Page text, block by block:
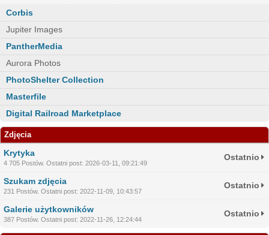
Corbis
Jupiter Images
PantherMedia
Aurora Photos
PhotoShelter Collection
Masterfile
Digital Railroad Marketplace
Zdjęcia
Krytyka
4 705 Postów. Ostatni post: 2026-03-11, 09:21:49
Ostatnio
Szukam zdjęcia
231 Postów. Ostatni post: 2022-11-09, 10:43:57
Ostatnio
Galerie użytkowników
387 Postów. Ostatni post: 2022-11-26, 12:24:44
Ostatnio